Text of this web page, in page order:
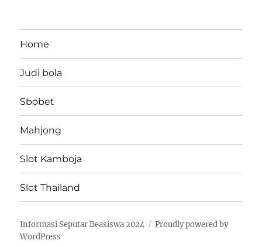
Home
Judi bola
Sbobet
Mahjong
Slot Kamboja
Slot Thailand
Informasi Seputar Beasiswa 2024
Proudly powered by
WordPress